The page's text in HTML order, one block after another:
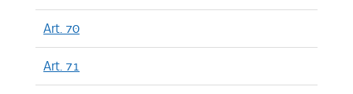
Art. 70
Art. 71